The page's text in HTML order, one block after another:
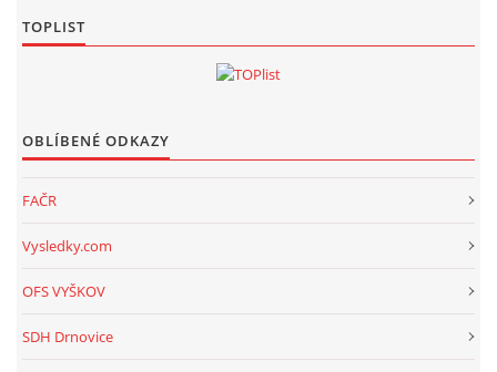
TOPLIST
OBLÍBENÉ ODKAZY
FAČR
Vysledky.com
OFS VYŠKOV
SDH Drnovice